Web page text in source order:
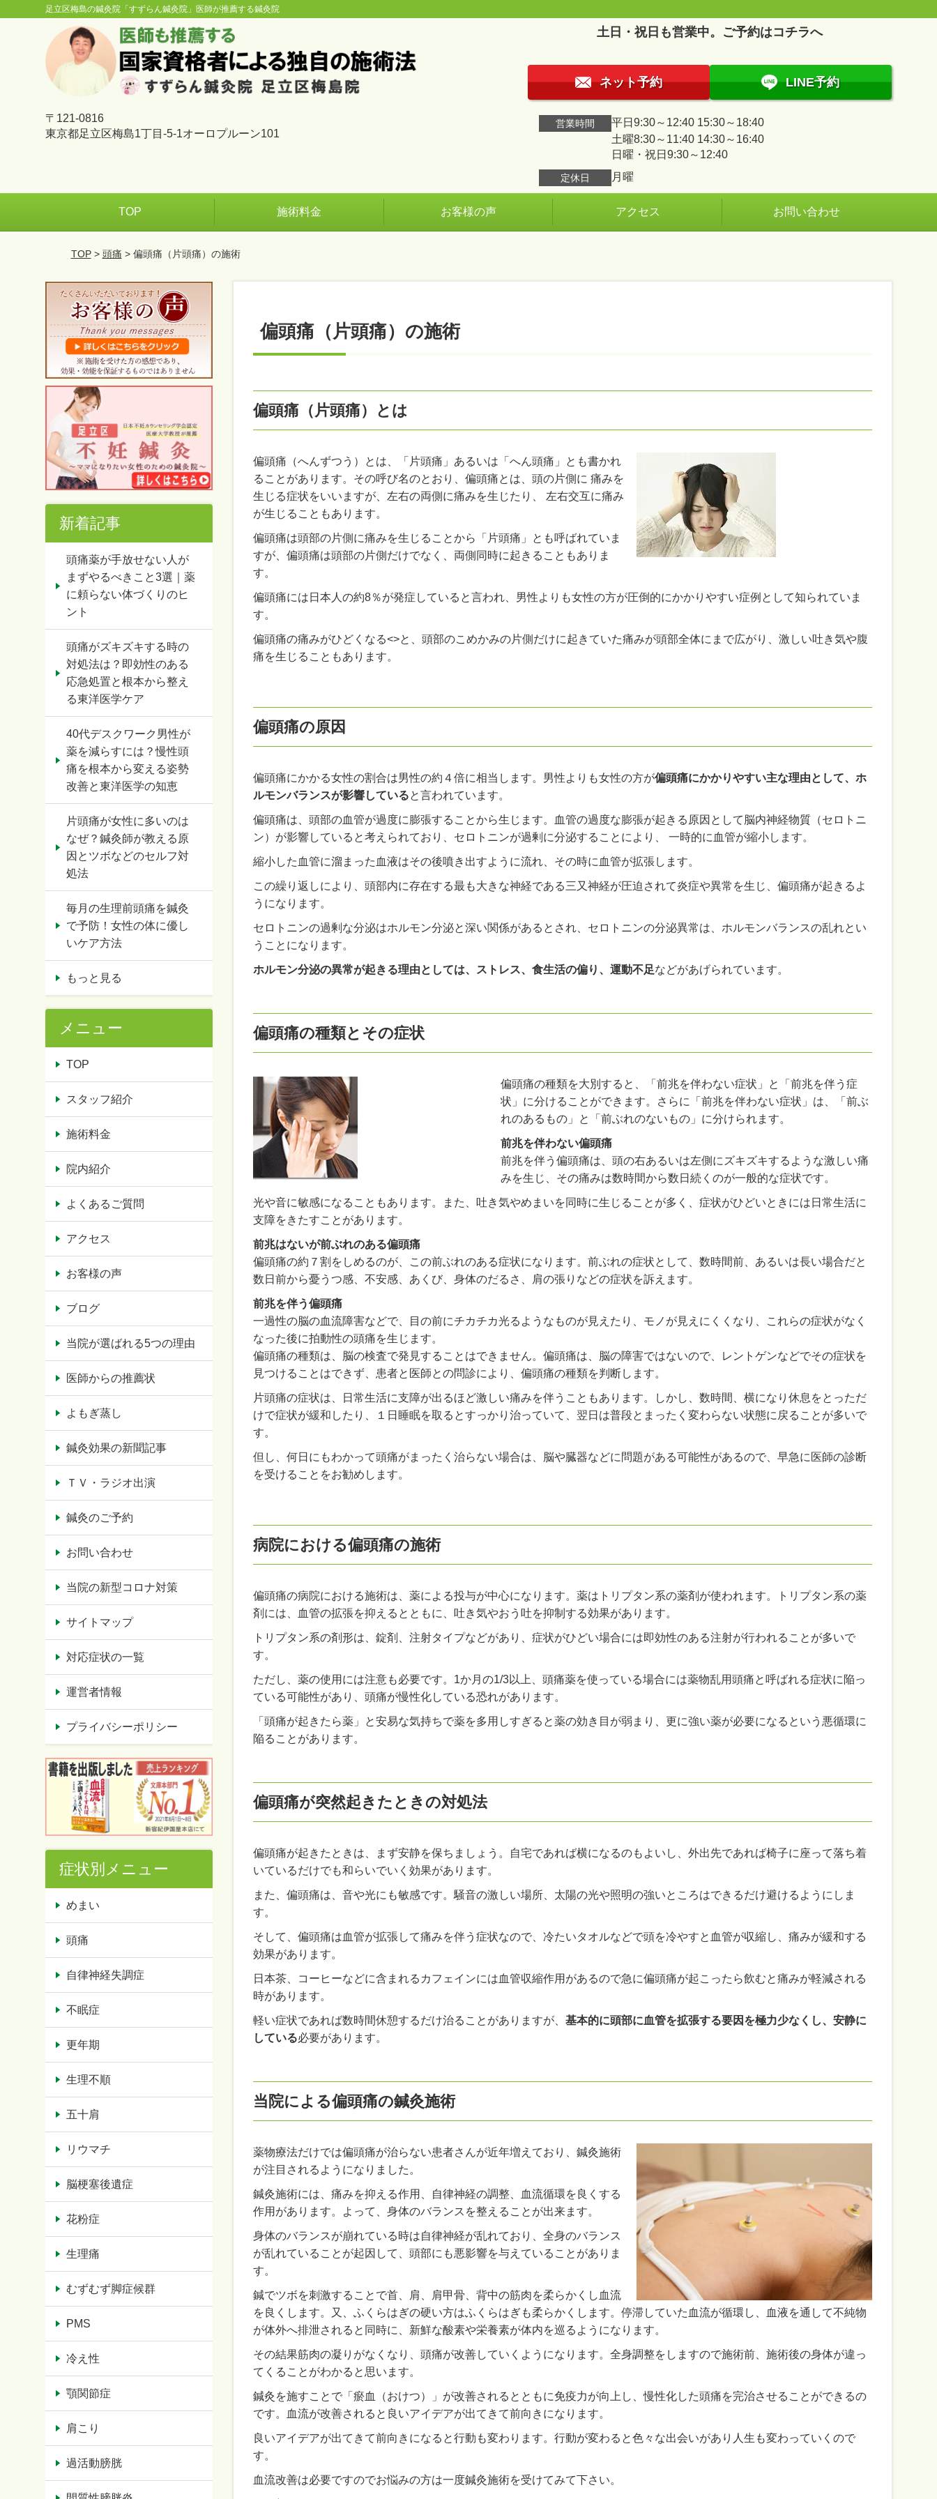
足立区梅島の鍼灸院「すずらん鍼灸院」医師が推薦する鍼灸院
〒121-0816
東京都足立区梅島1丁目-5-1オーロプルーン101
土日・祝日も営業中。ご予約はコチラへ
ネット予約 LINE予約
営業時間
平日9:30～12:40 15:30～18:40
土曜8:30～11:40 14:30～16:40
日曜・祝日9:30～12:40
定休日 月曜
TOP 施術料金 お客様の声 アクセス お問い合わせ
TOP> 頭痛 > 偏頭痛（片頭痛）の施術
偏頭痛（片頭痛）の施術
偏頭痛（片頭痛）とは
偏頭痛（へんずつう）とは、「片頭痛」あるいは「へん頭痛」とも書かれ
ることがあります。その呼び名のとおり、偏頭痛とは、頭の片側に 痛みを
生じる症状をいいますが、左右の両側に痛みを生じたり、 左右交互に痛み
が生じることもあります。
偏頭痛は頭部の片側に痛みを生じることから「片頭痛」とも呼ばれていま
すが、偏頭痛は頭部の片側だけでなく、両側同時に起きることもありま
す。
偏頭痛には日本人の約8％が発症していると言われ、男性よりも女性の方が圧倒的にかかりやすい症例として知られていま
す。
偏頭痛の痛みがひどくなる<>と、頭部のこめかみの片側だけに起きていた痛みが頭部全体にまで広がり、激しい吐き気や腹
痛を生じることもあります。
偏頭痛の原因
偏頭痛にかかる女性の割合は男性の約４倍に相当します。男性よりも女性の方が偏頭痛にかかりやすい主な理由として、ホ
ルモンバランスが影響していると言われています。
偏頭痛は、頭部の血管が過度に膨張することから生じます。血管の過度な膨張が起きる原因として脳内神経物質（セロトニ
ン）が影響していると考えられており、セロトニンが過剰に分泌することにより、 一時的に血管が縮小します。
縮小した血管に溜まった血液はその後噴き出すように流れ、その時に血管が拡張します。
この繰り返しにより、頭部内に存在する最も大きな神経である三又神経が圧迫されて炎症や異常を生じ、偏頭痛が起きるよ
うになります。
セロトニンの過剰な分泌はホルモン分泌と深い関係があるとされ、セロトニンの分泌異常は、ホルモンバランスの乱れとい
うことになります。
ホルモン分泌の異常が起きる理由としては、ストレス、食生活の偏り、運動不足などがあげられています。
偏頭痛の種類とその症状
偏頭痛の種類を大別すると、「前兆を伴わない症状」と「前兆を伴う症
状」に分けることができます。さらに「前兆を伴わない症状」は、「前ぶ
れのあるもの」と「前ぶれのないもの」に分けられます。
前兆を伴わない偏頭痛
前兆を伴う偏頭痛は、頭の右あるいは左側にズキズキするような激しい痛
みを生じ、その痛みは数時間から数日続くのが一般的な症状です。
光や音に敏感になることもあります。また、吐き気やめまいを同時に生じることが多く、症状がひどいときには日常生活に
支障をきたすことがあります。
前兆はないが前ぶれのある偏頭痛
偏頭痛の約７割をしめるのが、この前ぶれのある症状になります。前ぶれの症状として、数時間前、あるいは長い場合だと
数日前から憂うつ感、不安感、あくび、身体のだるさ、肩の張りなどの症状を訴えます。
前兆を伴う偏頭痛
一過性の脳の血流障害などで、目の前にチカチカ光るようなものが見えたり、モノが見えにくくなり、これらの症状がなく
なった後に拍動性の頭痛を生じます。
偏頭痛の種類は、脳の検査で発見することはできません。偏頭痛は、脳の障害ではないので、レントゲンなどでその症状を
見つけることはできず、患者と医師との問診により、偏頭痛の種類を判断します。
片頭痛の症状は、日常生活に支障が出るほど激しい痛みを伴うこともあります。しかし、数時間、横になり休息をとっただ
けで症状が緩和したり、１日睡眠を取るとすっかり治っていて、翌日は普段とまったく変わらない状態に戻ることが多いで
す。
但し、何日にもわかって頭痛がまったく治らない場合は、脳や臓器などに問題がある可能性があるので、早急に医師の診断
を受けることをお勧めします。
病院における偏頭痛の施術
偏頭痛の病院における施術は、薬による投与が中心になります。薬はトリプタン系の薬剤が使われます。トリプタン系の薬
剤には、血管の拡張を抑えるとともに、吐き気やおう吐を抑制する効果があります。
トリプタン系の剤形は、錠剤、注射タイプなどがあり、症状がひどい場合には即効性のある注射が行われることが多いで
す。
ただし、薬の使用には注意も必要です。1か月の1/3以上、頭痛薬を使っている場合には薬物乱用頭痛と呼ばれる症状に陥っ
ている可能性があり、頭痛が慢性化している恐れがあります。
「頭痛が起きたら薬」と安易な気持ちで薬を多用しすぎると薬の効き目が弱まり、更に強い薬が必要になるという悪循環に
陥ることがあります。
偏頭痛が突然起きたときの対処法
偏頭痛が起きたときは、まず安静を保ちましょう。自宅であれば横になるのもよいし、外出先であれば椅子に座って落ち着
いているだけでも和らいでいく効果があります。
また、偏頭痛は、音や光にも敏感です。騒音の激しい場所、太陽の光や照明の強いところはできるだけ避けるようにしま
す。
そして、偏頭痛は血管が拡張して痛みを伴う症状なので、冷たいタオルなどで頭を冷やすと血管が収縮し、痛みが緩和する
効果があります。
日本茶、コーヒーなどに含まれるカフェインには血管収縮作用があるので急に偏頭痛が起こったら飲むと痛みが軽減される
時があります。
軽い症状であれば数時間休憩するだけ治ることがありますが、基本的に頭部に血管を拡張する要因を極力少なくし、安静に
している必要があります。
当院による偏頭痛の鍼灸施術
薬物療法だけでは偏頭痛が治らない患者さんが近年増えており、鍼灸施術
が注目されるようになりました。
鍼灸施術には、痛みを抑える作用、自律神経の調整、血流循環を良くする
作用があります。よって、身体のバランスを整えることが出来ます。
身体のバランスが崩れている時は自律神経が乱れており、全身のバランス
が乱れていることが起因して、頭部にも悪影響を与えていることがありま
す。
鍼でツボを刺激することで首、肩、肩甲骨、背中の筋肉を柔らかくし血流
を良くします。又、ふくらはぎの硬い方はふくらはぎも柔らかくします。停滞していた血流が循環し、血液を通して不純物
が体外へ排泄されると同時に、新鮮な酸素や栄養素が体内を巡るようになります。
その結果筋肉の凝りがなくなり、頭痛が改善していくようになります。全身調整をしますので施術前、施術後の身体が違っ
てくることがわかると思います。
鍼灸を施すことで「瘀血（おけつ）」が改善されるとともに免疫力が向上し、慢性化した頭痛を完治させることができるの
です。血流が改善されると良いアイデアが出てきて前向きになります。
良いアイデアが出てきて前向きになると行動も変わります。行動が変わると色々な出会いがあり人生も変わっていくので
す。
血流改善は必要ですのでお悩みの方は一度鍼灸施術を受けてみて下さい。
新着記事
頭痛薬が手放せない人が
まずやるべきこと3選｜薬
に頼らない体づくりのヒ
ント
頭痛がズキズキする時の
対処法は？即効性のある
応急処置と根本から整え
る東洋医学ケア
40代デスクワーク男性が
薬を減らすには？慢性頭
痛を根本から変える姿勢
改善と東洋医学の知恵
片頭痛が女性に多いのは
なぜ？鍼灸師が教える原
因とツボなどのセルフ対
処法
毎月の生理前頭痛を鍼灸
で予防！女性の体に優し
いケア方法
もっと見る
メニュー
TOP
スタッフ紹介
施術料金
院内紹介
よくあるご質問
アクセス
お客様の声
ブログ
当院が選ばれる5つの理由
医師からの推薦状
よもぎ蒸し
鍼灸効果の新聞記事
ＴＶ・ラジオ出演
鍼灸のご予約
お問い合わせ
当院の新型コロナ対策
サイトマップ
対応症状の一覧
運営者情報
プライバシーポリシー
症状別メニュー
めまい
頭痛
自律神経失調症
不眠症
更年期
生理不順
五十肩
リウマチ
脳梗塞後遺症
花粉症
生理痛
むずむず脚症候群
PMS
冷え性
顎関節症
肩こり
過活動膀胱